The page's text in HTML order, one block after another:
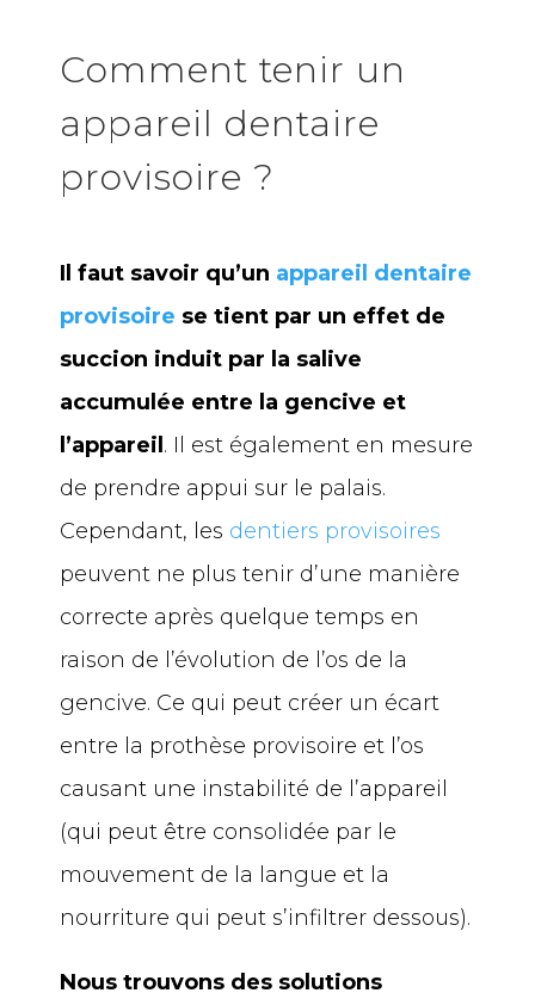
Comment tenir un
appareil dentaire
provisoire ?
Il faut savoir qu’un appareil dentaire
provisoire se tient par un effet de
succion induit par la salive
accumulée entre la gencive et
l’appareil . Il est également en mesure
de prendre appui sur le palais.
Cependant, les dentiers provisoires
peuvent ne plus tenir d’une manière
correcte après quelque temps en
raison de l’évolution de l’os de la
gencive. Ce qui peut créer un écart
entre la prothèse provisoire et l’os
causant une instabilité de l’appareil
(qui peut être consolidée par le
mouvement de la langue et la
nourriture qui peut s’infiltrer dessous).
Nous trouvons des solutions